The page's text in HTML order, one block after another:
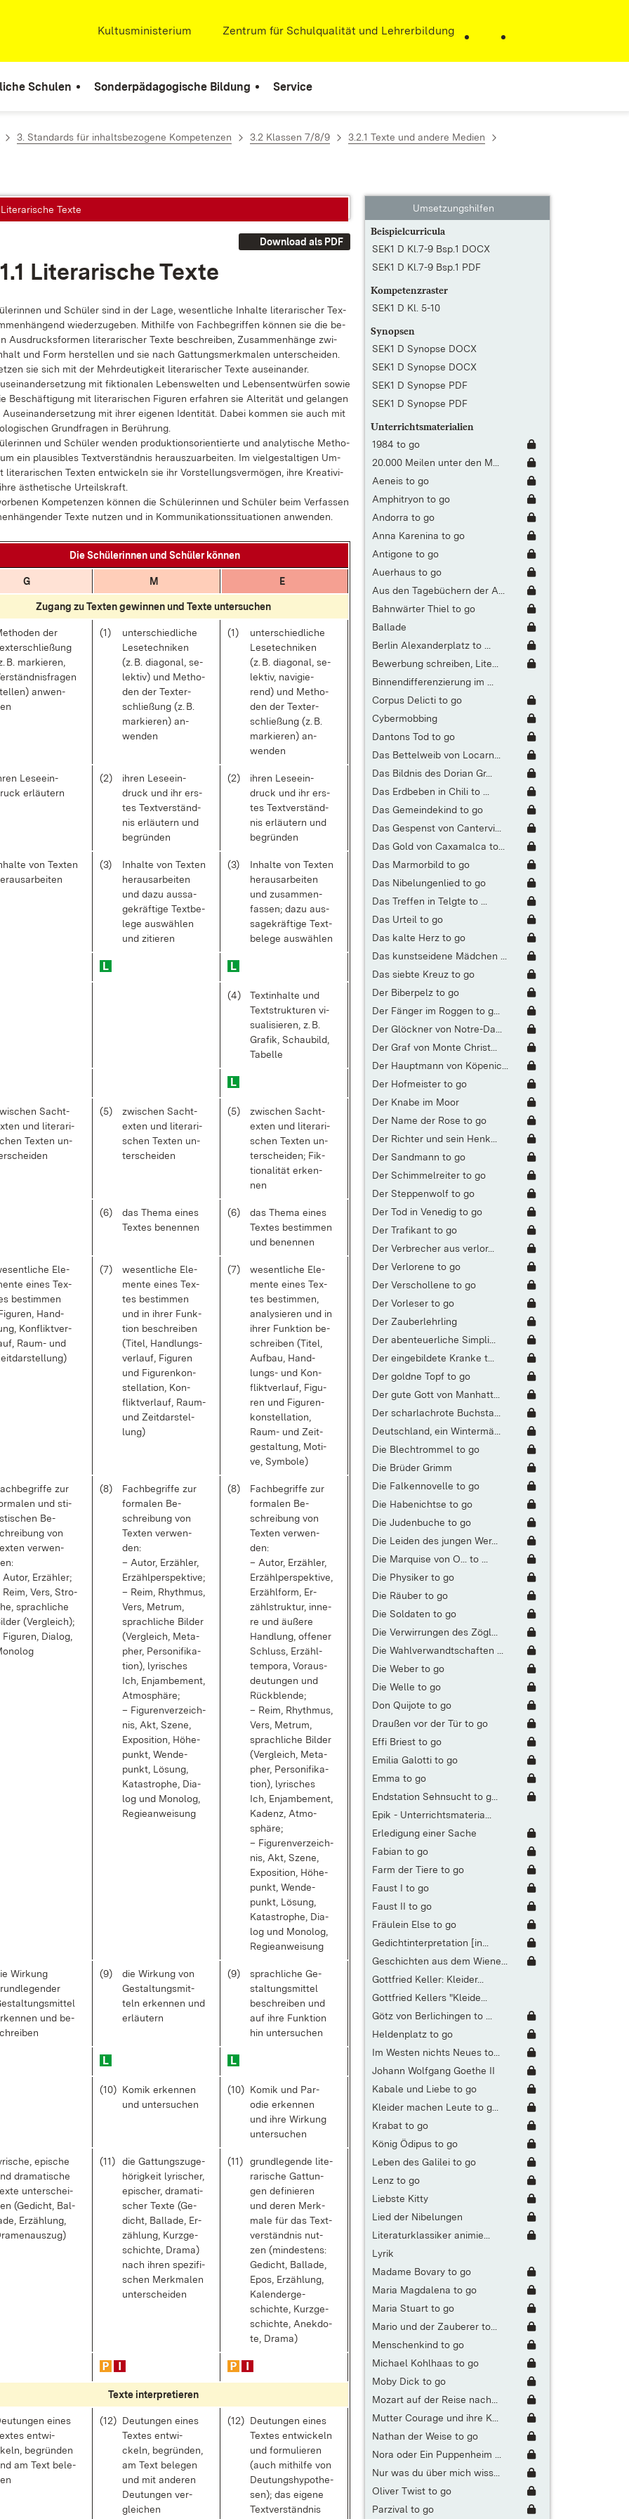
Extern:
Kultusministerium (Öffnet in neuem Fenster)
Extern:
Zentrum für Schulqualität und Lehrerbildung
Schulen Sonderpädagogische Bildung Service
3. Standards für inhaltsbezogene Kompetenzen 3.2 Klassen 7/8/9
3.2.1 Texte und andere Medien
Literarische Texte
Download als PDF
Li­te­ra­ri­sche Tex­te
und Schü­ler sind in der La­ge, we­sent­li­che In­hal­te li­te­ra­ri­scher Tex­
wie­der­zu­ge­ben. Mit­hil­fe von Fach­be­grif­fen kön­nen sie die be­
Aus­drucks­for­men li­te­ra­ri­scher Tex­te be­schrei­ben, Zu­sam­men­hän­ge zwi­
und Form her­stel­len und sie nach Gat­tungs­merk­ma­len un­ter­schei­den.
sie sich mit der Mehr­deu­tig­keit li­te­ra­ri­scher Tex­te aus­ein­an­der.
mit fik­tio­na­len Le­bens­wel­ten und Le­bens­ent­wür­fen so­wie
Be­schäf­ti­gung mit li­te­ra­ri­schen Fi­gu­ren er­fah­ren sie Al­te­ri­tät und ge­lan­gen
Aus­ein­an­der­set­zung mit ih­rer ei­ge­nen Iden­ti­tät. Da­bei kom­men sie auch mit
Grund­fra­gen in Be­rüh­rung.
und Schü­ler wen­den pro­duk­ti­ons­ori­en­tier­te und ana­ly­ti­sche Me­tho­
ein plau­si­bles Text­ver­ständ­nis her­aus­zu­ar­bei­ten. Im viel­ge­stal­ti­gen Um­
li­te­ra­ri­schen Tex­ten ent­wi­ckeln sie ihr Vor­stel­lungs­ver­mö­gen, ih­re Krea­ti­vi­
äs­the­ti­sche Ur­teils­kraft.
Kom­pe­ten­zen kön­nen die Schü­le­rin­nen und Schü­ler beim Ver­fas­sen
Tex­te nut­zen und in Kom­mu­ni­ka­ti­ons­si­tua­tio­nen an­wen­den.
Die Schü­le­rin­nen und Schü­ler kön­nen
G M E
Zu­gang zu Tex­ten ge­win­nen und Tex­te un­ter­su­chen
der
B. mar­kie­ren,
an­wen­
(1)
un­ter­schied­li­che
Le­se­tech­ni­ken
(z. B. dia­go­nal, se­
lek­tiv) und Me­tho­
den der Tex­ter­
schlie­ßung (z. B.
mar­kie­ren) an­
wen­den
(1)
un­ter­schied­li­che
Le­se­tech­ni­ken
(z. B. dia­go­nal, se­
lek­tiv, na­vi­gie­
rend) und Me­tho­
den der Tex­ter­
schlie­ßung (z. B.
mar­kie­ren) an­
wen­den
Le­seein­
er­läu­tern
(2)
ih­ren Le­seein­
druck und ihr ers­
tes Text­ver­ständ­
nis er­läu­tern und
be­grün­den
(2)
ih­ren Le­seein­
druck und ihr ers­
tes Text­ver­ständ­
nis er­läu­tern und
be­grün­den
von Tex­ten
(3)
In­hal­te von Tex­ten
her­aus­ar­bei­ten
und da­zu aus­sa­
ge­kräf­ti­ge Text­be­
le­ge aus­wäh­len
und zi­tie­ren
(3)
In­hal­te von Tex­ten
her­aus­ar­bei­ten
und zu­sam­men­
fas­sen; da­zu aus­
sa­ge­kräf­ti­ge Text­
be­le­ge aus­wäh­len
(4)
Textin­hal­te und
Text­struk­tu­ren vi­
sua­li­sie­ren, z. B.
Gra­fik, Schau­bild,
Ta­bel­le
Sach­t­
und li­te­ra­ri­
Tex­ten un­
(5)
zwi­schen Sach­t­
ex­ten und li­te­ra­ri­
schen Tex­ten un­
ter­schei­den
(5)
zwi­schen Sach­t­
ex­ten und li­te­ra­ri­
schen Tex­ten un­
ter­schei­den; Fik­
tio­na­li­tät er­ken­
nen
(6)
das The­ma ei­nes
Tex­tes be­nen­nen
(6)
das The­ma ei­nes
Tex­tes be­stim­men
und be­nen­nen
Ele­
ei­nes Tex­
be­stim­men
Hand­
Kon­flikt­ver­
Raum- und
(7)
we­sent­li­che Ele­
men­te ei­nes Tex­
tes be­stim­men
und in ih­rer Funk­
ti­on be­schrei­ben
(Ti­tel, Hand­lungs­
ver­lauf, Fi­gu­ren
und Fi­gu­ren­kon­
stel­la­ti­on, Kon­
flikt­ver­lauf, Raum-
und Zeit­dar­stel­
lung)
(7)
we­sent­li­che Ele­
men­te ei­nes Tex­
tes be­stim­men,
ana­ly­sie­ren und in
ih­rer Funk­ti­on be­
schrei­ben (Ti­tel,
Auf­bau, Hand­
lungs- und Kon­
flikt­ver­lauf, Fi­gu­
ren und Fi­gu­ren­
kon­stel­la­ti­on,
Raum- und Zeit­
ge­stal­tung, Mo­ti­
ve, Sym­bo­le)
zur
und sti­
Be­
von
ver­wen­
Au­tor, Er­zäh­ler;
Reim, Vers, Stro­
sprach­li­che
(Ver­gleich);
Fi­gu­ren, Dia­log,
(8)
Fach­be­grif­fe zur
for­ma­len Be­
schrei­bung von
Tex­ten ver­wen­
den:
– Au­tor, Er­zäh­ler,
Er­zähl­per­spek­ti­ve;
– Reim, Rhyth­mus,
Vers, Me­trum,
sprach­li­che Bil­der
(Ver­gleich, Me­ta­
pher, Per­so­ni­fi­ka­
ti­on), ly­ri­sches
Ich, En­jam­be­ment,
At­mo­sphä­re;
– Fi­gu­ren­ver­zeich­
nis, Akt, Sze­ne,
Ex­po­si­ti­on, Hö­he­
punkt, Wen­de­
punkt, Lö­sung,
Ka­ta­stro­phe, Dia­
log und Mo­no­log,
Re­gie­an­wei­sung
(8)
Fach­be­grif­fe zur
for­ma­len Be­
schrei­bung von
Tex­ten ver­wen­
den:
– Au­tor, Er­zäh­ler,
Er­zähl­per­spek­ti­ve,
Er­zähl­form, Er­
zähl­struk­tur, in­ne­
re und äu­ße­re
Hand­lung, of­fe­ner
Schluss, Er­zähl­
tem­po­ra, Vor­aus­
deu­tun­gen und
Rück­blen­de;
– Reim, Rhyth­mus,
Vers, Me­trum,
sprach­li­che Bil­der
(Ver­gleich, Me­ta­
pher, Per­so­ni­fi­ka­
ti­on), ly­ri­sches
Ich, En­jam­be­ment,
Ka­denz, At­mo­
sphä­re;
– Fi­gu­ren­ver­zeich­
nis, Akt, Sze­ne,
Ex­po­si­ti­on, Hö­he­
punkt, Wen­de­
punkt, Lö­sung,
Ka­ta­stro­phe, Dia­
log und Mo­no­log,
Re­gie­an­wei­sung
Wir­kung
und be­
(9)
die Wir­kung von
Ge­stal­tungs­mit­
teln er­ken­nen und
er­läu­tern
(9)
sprach­li­che Ge­
stal­tungs­mit­tel
be­schrei­ben und
auf ih­re Funk­ti­on
hin un­ter­su­chen
(10) Ko­mik er­ken­nen
und un­ter­su­chen
(10) Ko­mik und Par­
odie er­ken­nen
und ih­re Wir­kung
un­ter­su­chen
epi­sche
dra­ma­ti­sche
un­ter­schei­
(Ge­dicht, Bal­
Er­zäh­lung,
(11)
die Gat­tungs­zu­ge­
hö­rig­keit ly­ri­scher,
epi­scher, dra­ma­ti­
scher Tex­te (Ge­
dicht, Bal­la­de, Er­
zäh­lung, Kurz­ge­
schich­te, Dra­ma)
nach ih­ren spe­zi­fi­
schen Merk­ma­len
un­ter­schei­den
(11)
grund­le­gen­de li­te­
ra­ri­sche Gat­tun­
gen de­fi­nie­ren
und de­ren Merk­
ma­le für das Text­
ver­ständ­nis nut­
zen (min­des­tens:
Ge­dicht, Bal­la­de,
Epos, Er­zäh­lung,
Ka­len­der­ge­
schich­te, Kurz­ge­
schich­te, An­ek­do­
te, Dra­ma)
Tex­te in­ter­pre­tie­ren
ei­nes
ent­wi­
be­grün­den
am Text be­le­
(12) Deu­tun­gen ei­nes
Tex­tes ent­wi­
ckeln, be­grün­den,
am Text be­le­gen
und mit an­de­ren
Deu­tun­gen ver­
glei­chen
(12) Deu­tun­gen ei­nes
Tex­tes ent­wi­ckeln
und for­mu­lie­ren
(auch mit­hil­fe von
Deu­tungs­hy­po­the­
sen); das ei­ge­ne
Text­ver­ständ­nis
Umsetzungshilfen
Beispielcurricula
SEK1 D Kl.7-9 Bsp.1 DOCX
SEK1 D Kl.7-9 Bsp.1 PDF
Kompetenzraster
SEK1 D Kl. 5-10
Synopsen
SEK1 D Synopse DOCX
SEK1 D Synopse DOCX
SEK1 D Synopse PDF
SEK1 D Synopse PDF
Unterrichtsmaterialien
1984 to go
20.000 Meilen unter den M...
Aeneis to go
Amphitryon to go
Andorra to go
Anna Karenina to go
Antigone to go
Auerhaus to go
Aus den Tagebüchern der A...
Bahnwärter Thiel to go
Ballade
Berlin Alexanderplatz to ...
Bewerbung schreiben, Lite...
Binnendifferenzierung im ...
Corpus Delicti to go
Cybermobbing
Dantons Tod to go
Das Bettelweib von Locarn...
Das Bildnis des Dorian Gr...
Das Erdbeben in Chili to ...
Das Gemeindekind to go
Das Gespenst von Cantervi...
Das Gold von Caxamalca to...
Das Marmorbild to go
Das Nibelungenlied to go
Das Treffen in Telgte to ...
Das Urteil to go
Das kalte Herz to go
Das kunstseidene Mädchen ...
Das siebte Kreuz to go
Der Biberpelz to go
Der Fänger im Roggen to g...
Der Glöckner von Notre-Da...
Der Graf von Monte Christ...
Der Hauptmann von Köpenic...
Der Hofmeister to go
Der Knabe im Moor
Der Name der Rose to go
Der Richter und sein Henk...
Der Sandmann to go
Der Schimmelreiter to go
Der Steppenwolf to go
Der Tod in Venedig to go
Der Trafikant to go
Der Verbrecher aus verlor...
Der Verlorene to go
Der Verschollene to go
Der Vorleser to go
Der Zauberlehrling
Der abenteuerliche Simpli...
Der eingebildete Kranke t...
Der goldne Topf to go
Der gute Gott von Manhatt...
Der scharlachrote Buchsta...
Deutschland, ein Wintermä...
Die Blechtrommel to go
Die Brüder Grimm
Die Falkennovelle to go
Die Habenichtse to go
Die Judenbuche to go
Die Leiden des jungen Wer...
Die Marquise von O... to ...
Die Physiker to go
Die Räuber to go
Die Soldaten to go
Die Verwirrungen des Zögl...
Die Wahlverwandtschaften ...
Die Weber to go
Die Welle to go
Don Quijote to go
Draußen vor der Tür to go
Effi Briest to go
Emilia Galotti to go
Emma to go
Endstation Sehnsucht to g...
Epik - Unterrichtsmateria...
Erledigung einer Sache
Fabian to go
Farm der Tiere to go
Faust I to go
Faust II to go
Fräulein Else to go
Gedichtinterpretation [in...
Geschichten aus dem Wiene...
Gottfried Keller: Kleider...
Gottfried Kellers "Kleide...
Götz von Berlichingen to ...
Heldenplatz to go
Im Westen nichts Neues to...
Johann Wolfgang Goethe II
Kabale und Liebe to go
Kleider machen Leute to g...
Krabat to go
König Ödipus to go
Leben des Galilei to go
Lenz to go
Liebste Kitty
Lied der Nibelungen
Literaturklassiker animie...
Lyrik
Madame Bovary to go
Maria Magdalena to go
Maria Stuart to go
Mario und der Zauberer to...
Menschenkind to go
Michael Kohlhaas to go
Moby Dick to go
Mozart auf der Reise nach...
Mutter Courage und ihre K...
Nathan der Weise to go
Nora oder Ein Puppenheim ...
Nur was du über mich wiss...
Oliver Twist to go
Parzival to go